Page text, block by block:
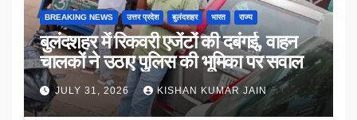
BREAKING NEWS उत्तर प्रदेश बुलंदशहर भारत राज्य
बुलंदशहर में रिकवरी एजेंटों की दबंगई, वाहन
चालकों ने उठाए पुलिस की भूमिका पर सवाल
JULY 31, 2026 KISHAN KUMAR JAIN